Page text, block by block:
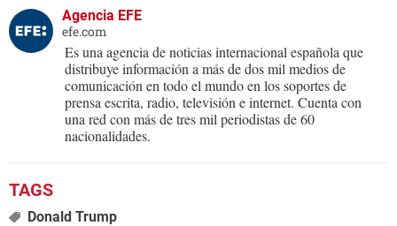
Agencia EFE
efe.com
Es una agencia de noticias internacional española que
distribuye información a más de dos mil medios de
comunicación en todo el mundo en los soportes de
prensa escrita, radio, televisión e internet. Cuenta con
una red con más de tres mil periodistas de 60
nacionalidades.
Donald Trump